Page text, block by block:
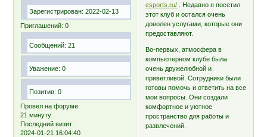
Зарегистрирован: 2022-02-13
Приглашений: 0
Сообщений: 21
Уважение: 0
Позитив: 0
Провел на форуме:
21 минуту
Последний визит:
2024-01-21 16:04:40
esports.ru/ . Недавно я посетил
этот клуб и остался очень
доволен услугами, которые они
предоставляют.
Во-первых, атмосфера в
компьютерном клубе была
очень дружелюбной и
приветливой. Сотрудники были
готовы помочь и ответить на все
мои вопросы. Они создали
комфортное и уютное
пространство для работы и
развлечений.